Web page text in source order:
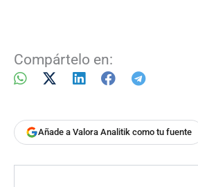
Compártelo en:
Añade a Valora Analitik como tu fuente